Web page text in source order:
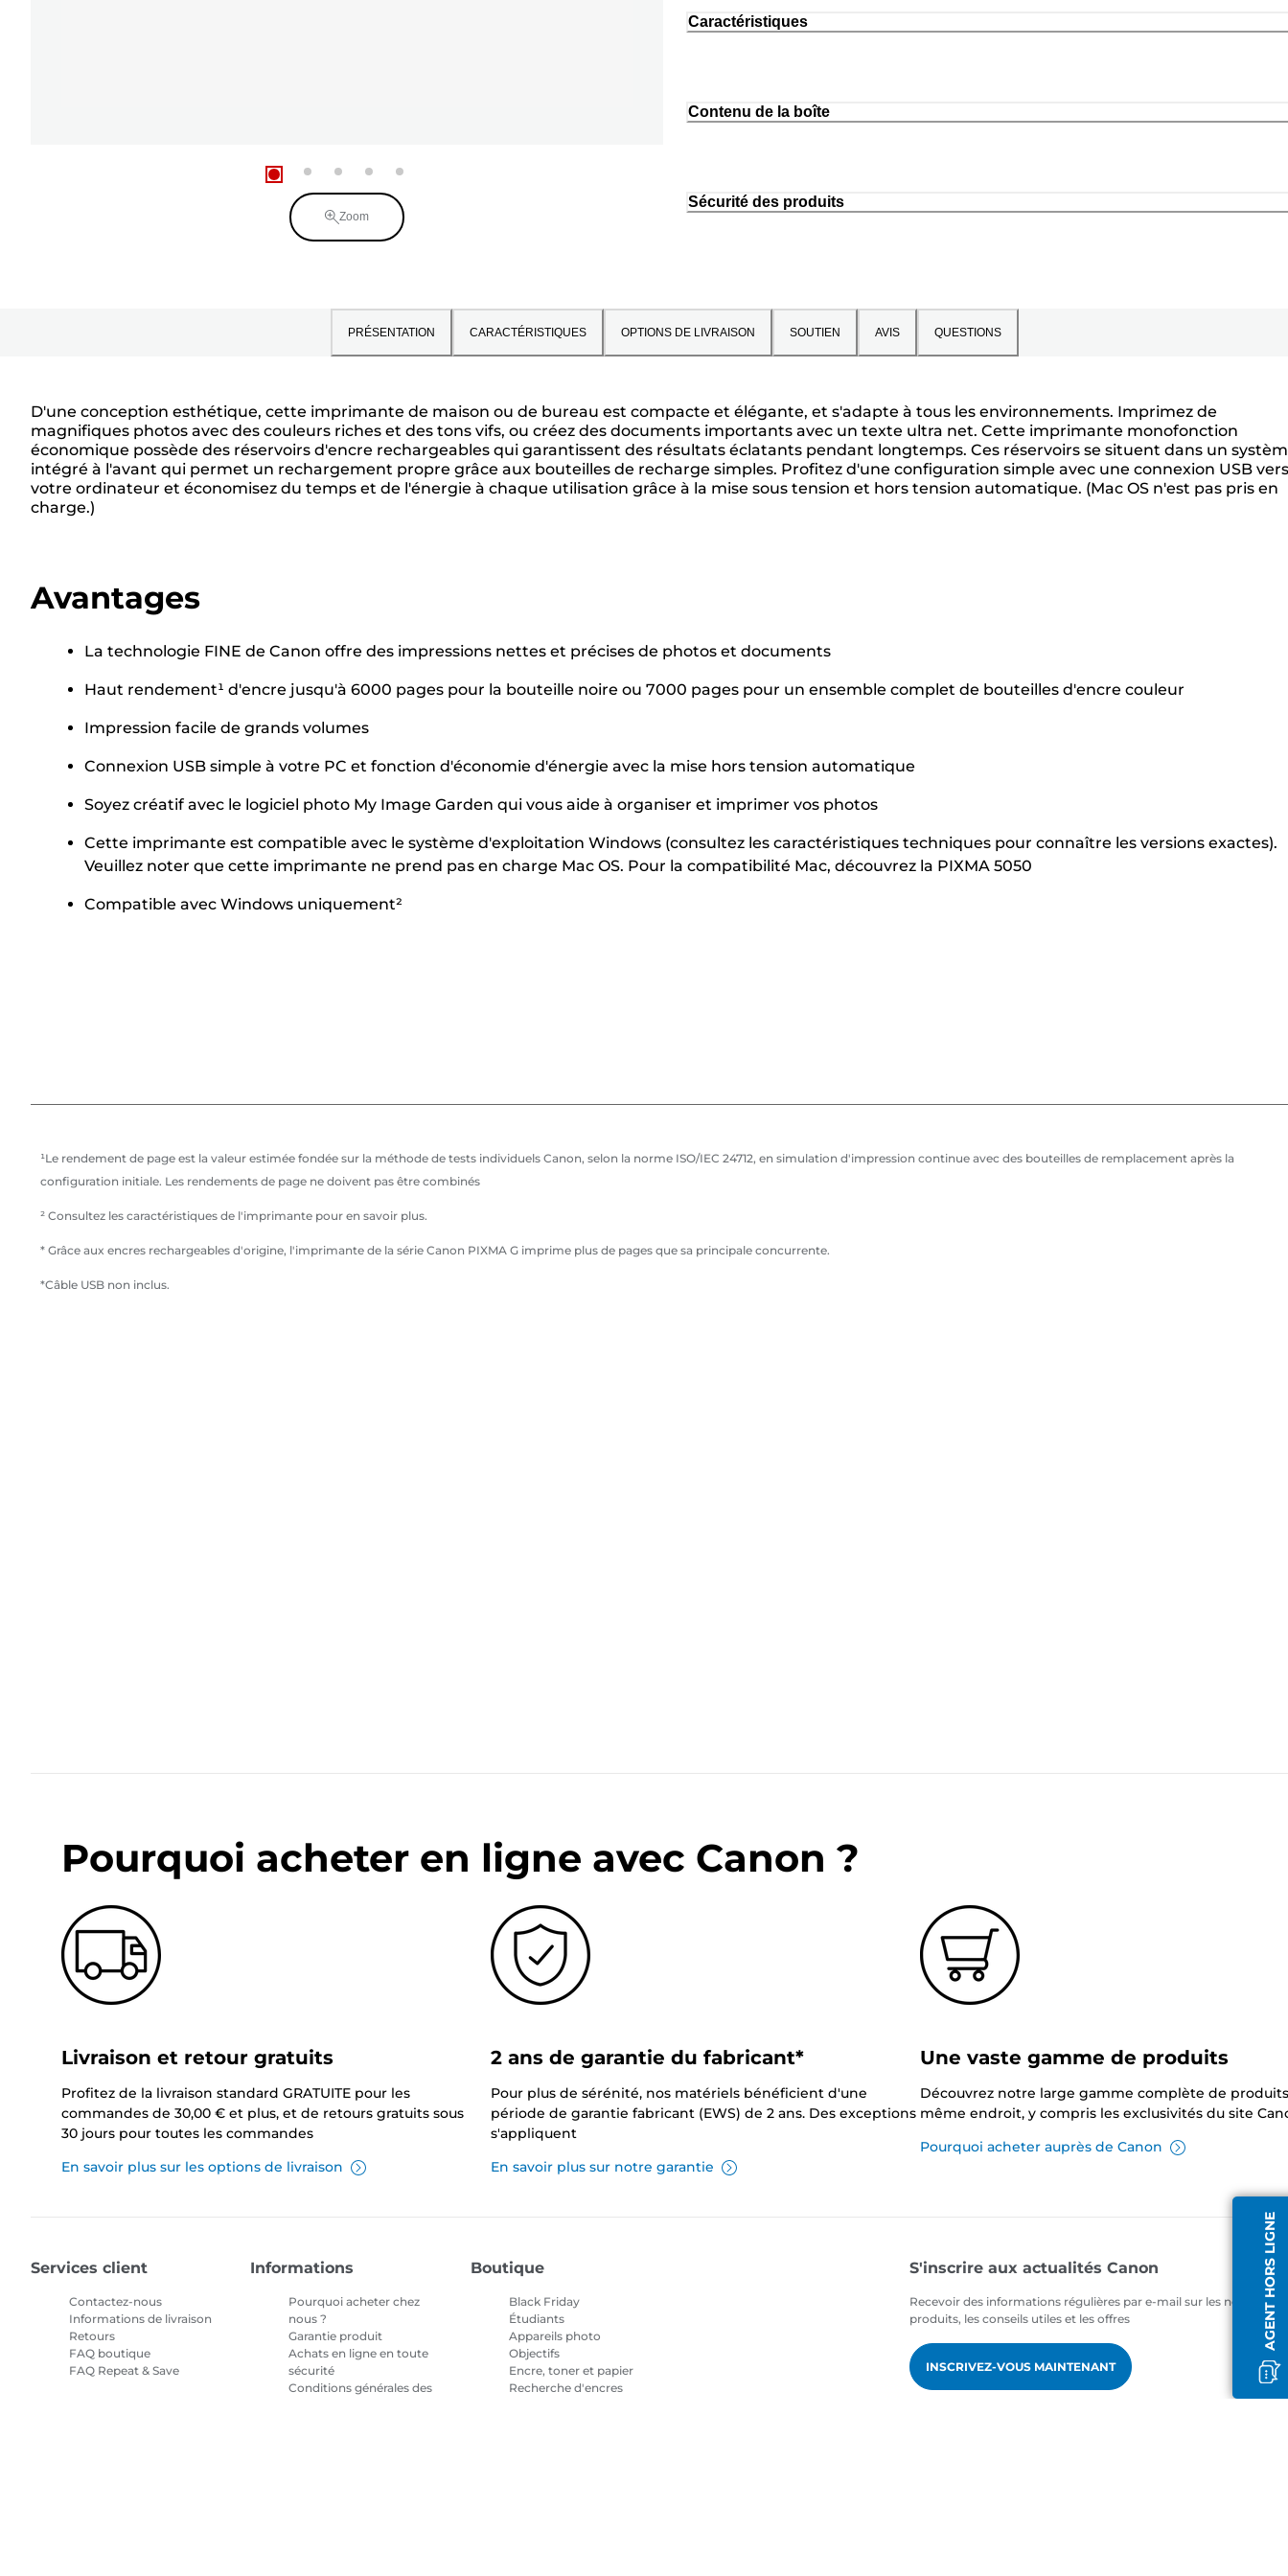
Zoom
Caractéristiques
Contenu de la boîte
Sécurité des produits
PRÉSENTATION CARACTÉRISTIQUES OPTIONS DE LIVRAISON SOUTIEN AVIS QUESTIONS
D'une conception esthétique, cette imprimante de maison ou de bureau est compacte et élégante, et s'adapte à tous les environnements. Imprimez de
magnifiques photos avec des couleurs riches et des tons vifs, ou créez des documents importants avec un texte ultra net. Cette imprimante monofonction
économique possède des réservoirs d'encre rechargeables qui garantissent des résultats éclatants pendant longtemps. Ces réservoirs se situent dans un
intégré à l'avant qui permet un rechargement propre grâce aux bouteilles de recharge simples. Profitez d'une configuration simple avec une connexion USB vers
votre ordinateur et économisez du temps et de l'énergie à chaque utilisation grâce à la mise sous tension et hors tension automatique. (Mac OS n'est pas pris en
charge.)
Avantages
La technologie FINE de Canon offre des impressions nettes et précises de photos et documents
Haut rendement¹ d'encre jusqu'à 6000 pages pour la bouteille noire ou 7000 pages pour un ensemble complet de bouteilles d'encre couleur
Impression facile de grands volumes
Connexion USB simple à votre PC et fonction d'économie d'énergie avec la mise hors tension automatique
Soyez créatif avec le logiciel photo My Image Garden qui vous aide à organiser et imprimer vos photos
Cette imprimante est compatible avec le système d'exploitation Windows (consultez les caractéristiques techniques pour connaître les versions exactes).
Veuillez noter que cette imprimante ne prend pas en charge Mac OS. Pour la compatibilité Mac, découvrez la PIXMA 5050
Compatible avec Windows uniquement²
¹Le rendement de page est la valeur estimée fondée sur la méthode de tests individuels Canon, selon la norme ISO/IEC 24712, en simulation d'impression continue avec des bouteilles de remplacement après la
configuration initiale. Les rendements de page ne doivent pas être combinés
² Consultez les caractéristiques de l'imprimante pour en savoir plus.
* Grâce aux encres rechargeables d'origine, l'imprimante de la série Canon PIXMA G imprime plus de pages que sa principale concurrente.
*Câble USB non inclus.
AGENT HORS LIGNE
Pourquoi acheter en ligne avec Canon ?
Livraison et retour gratuits
Profitez de la livraison standard GRATUITE pour les
commandes de 30,00 € et plus, et de retours gratuits sous
30 jours pour toutes les commandes
En savoir plus sur les options de livraison
2 ans de garantie du fabricant*
Pour plus de sérénité, nos matériels bénéficient d'une
période de garantie fabricant (EWS) de 2 ans. Des exceptions
s'appliquent
En savoir plus sur notre garantie
Une vaste gamme de produits
Découvrez notre large gamme complète de
même endroit, y compris les exclusivités du site
Pourquoi acheter auprès de Canon
Services client
Contactez-nous
Informations de livraison
Retours
FAQ boutique
FAQ Repeat & Save
Informations
Pourquoi acheter chez
nous ?
Garantie produit
Achats en ligne en toute
sécurité
Conditions générales des
Boutique
Black Friday
Étudiants
Appareils photo
Objectifs
Encre, toner et papier
Recherche d'encres
S'inscrire aux actualités Canon
Recevoir des informations régulières par e-mail sur les nouveaux
produits, les conseils utiles et les offres
INSCRIVEZ-VOUS MAINTENANT